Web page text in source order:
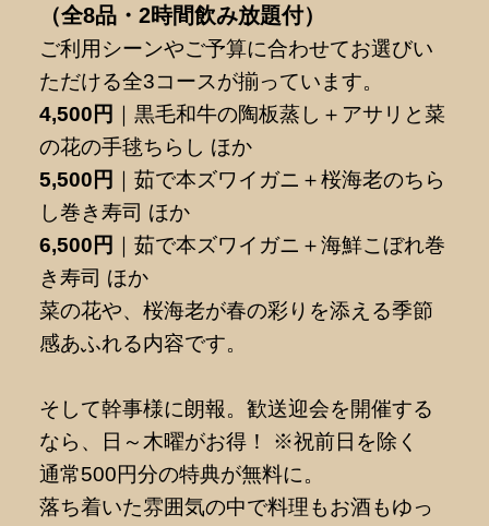
（全8品・2時間飲み放題付）
ご利用シーンやご予算に合わせてお選びい
ただける全3コースが揃っています。
4,500円 ｜黒毛和牛の陶板蒸し＋アサリと菜
の花の手毬ちらし ほか
5,500円 ｜茹で本ズワイガニ＋桜海老のちら
し巻き寿司 ほか
6,500円 ｜茹で本ズワイガニ＋海鮮こぼれ巻
き寿司 ほか
菜の花や、桜海老が春の彩りを添える季節
感あふれる内容です。
そして幹事様に朗報。歓送迎会を開催する
なら、日～木曜がお得！ ※祝前日を除く
通常500円分の特典が無料に。
落ち着いた雰囲気の中で料理もお酒もゆっ